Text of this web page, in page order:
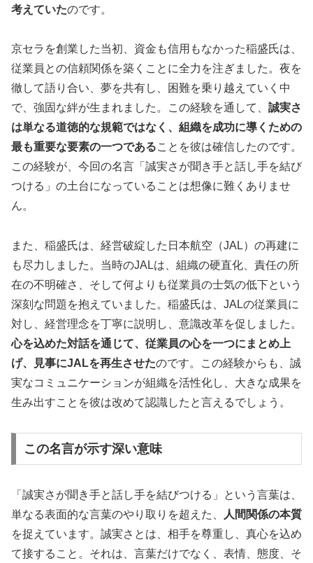
考えていたのです。
京セラを創業した当初、資金も信用もなかった稲盛氏は、
従業員との信頼関係を築くことに全力を注ぎました。夜を
徹して語り合い、夢を共有し、困難を乗り越えていく中
で、強固な絆が生まれました。この経験を通して、 誠実さ
は単なる道徳的な規範ではなく、組織を成功に導くための
最も重要な要素の一つであることを彼は確信したのです。
この経験が、今回の名言「誠実さが聞き手と話し手を結び
つける」の土台になっていることは想像に難くありませ
ん。
また、稲盛氏は、経営破綻した日本航空（JAL）の再建に
も尽力しました。当時のJALは、組織の硬直化、責任の所
在の不明確さ、そして何よりも従業員の士気の低下という
深刻な問題を抱えていました。稲盛氏は、JALの従業員に
対し、経営理念を丁寧に説明し、意識改革を促しました。
心を込めた対話を通じて、従業員の心を一つにまとめ上
げ、見事にJALを再生させたのです。この経験からも、誠
実なコミュニケーションが組織を活性化し、大きな成果を
生み出すことを彼は改めて認識したと言えるでしょう。
この名言が示す深い意味
「誠実さが聞き手と話し手を結びつける」という言葉は、
単なる表面的な言葉のやり取りを超えた、
人間関係の本質
を捉えています。誠実さとは、相手を尊重し、真心を込め
て接すること。それは、言葉だけでなく、表情、態度、そ